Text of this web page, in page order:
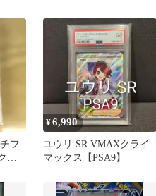
フ
ラ
¥6,990
ユウリ SR VMAXクライ
マックス【PSA9】